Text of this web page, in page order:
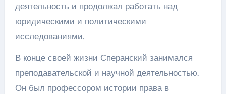
деятельность и продолжал работать над
юридическими и политическими
исследованиями.
В конце своей жизни Сперанский занимался
преподавательской и научной деятельностью.
Он был профессором истории права в